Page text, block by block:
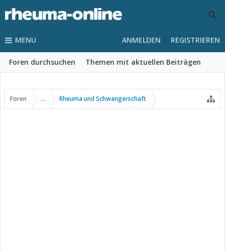
MENU
Foren durchsuchen Themen mit aktuellen Beiträgen
ANMELDEN REGISTRIEREN
Foren ... Rheuma und Schwangerschaft